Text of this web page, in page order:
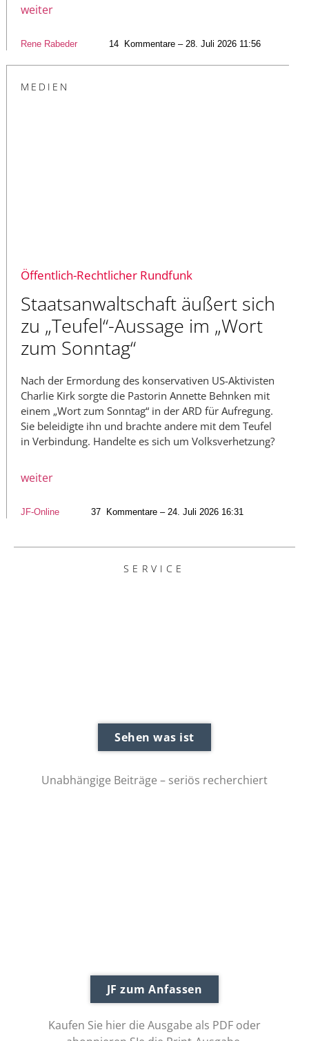
weiter
Rene Rabeder 14 Kommentare – 28. Juli 2026 11:56
MEDIEN
Öffentlich-Rechtlicher Rundfunk
Staatsanwaltschaft äußert sich
zu „Teufel“-Aussage im „Wort
zum Sonntag“
Nach der Ermordung des konservativen US-Aktivisten
Charlie Kirk sorgte die Pastorin Annette Behnken mit
einem „Wort zum Sonntag“ in der ARD für Aufregung.
Sie beleidigte ihn und brachte andere mit dem Teufel
in Verbindung. Handelte es sich um Volksverhetzung?
weiter
JF-Online 37 Kommentare – 24. Juli 2026 16:31
SERVICE
Sehen was ist
Unabhängige Beiträge – seriös recherchiert
JF zum Anfassen
Kaufen Sie hier die Ausgabe als PDF oder